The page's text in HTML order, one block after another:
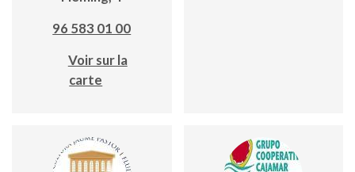
96 583 01 00
Voir sur la
carte